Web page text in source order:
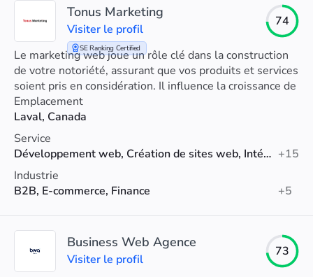
SE Ranking Certified
Tonus Marketing
Visiter le profil
74
Le marketing web joue un rôle clé dans la construction
de votre notoriété, assurant que vos produits et services
soient pris en considération. Il influence la croissance de
vos ventes et permet la fidélisation de vos clients.
Emplacement
Laval, Canada
Service
Développement web, Création de sites web, Intégration et migration CRM +15
Industrie
B2B, E-commerce, Finance
+5
Business Web Agence
Visiter le profil
73